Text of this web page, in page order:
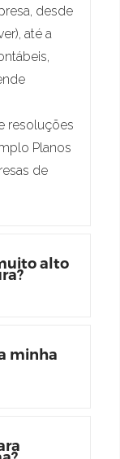
desde
até a
resoluções
Planos
de
alto
minha